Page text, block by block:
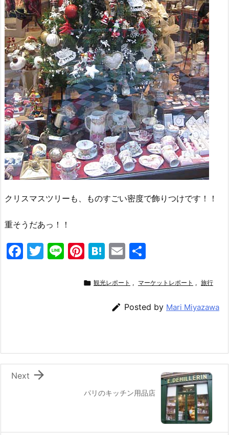
クリスマスツリーも、ものすごい密度で飾りつけです！！
重そうだあっ！！
F
o
k
T
Li Pi
er
H
e
a
E
ai
l
 観光レポート , マーケットレポート , 旅行
 Posted by Mari Miyazawa
パリのキッチン用品店

Next